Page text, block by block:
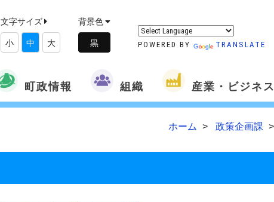
文字サイズ
小 中 大
背景色
POWERED BY TRANSLATE
町政情報 組織 産業・ビジネス
ホーム 政策企画課